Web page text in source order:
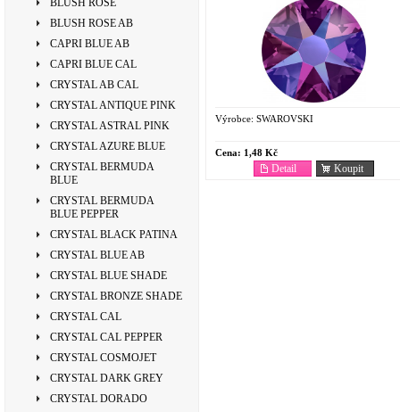
BLUSH ROSE
BLUSH ROSE AB
CAPRI BLUE AB
CAPRI BLUE CAL
CRYSTAL AB CAL
CRYSTAL ANTIQUE PINK
CRYSTAL ASTRAL PINK
CRYSTAL AZURE BLUE
CRYSTAL BERMUDA
BLUE
CRYSTAL BERMUDA
BLUE PEPPER
CRYSTAL BLACK PATINA
CRYSTAL BLUE AB
CRYSTAL BLUE SHADE
CRYSTAL BRONZE SHADE
CRYSTAL CAL
CRYSTAL CAL PEPPER
CRYSTAL COSMOJET
CRYSTAL DARK GREY
CRYSTAL DORADO
Výrobce: SWAROVSKI
Cena: 1,48 Kč
Koupit
Detail